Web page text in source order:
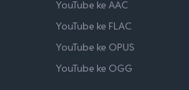
YouTube ke AAC
YouTube ke FLAC
YouTube ke OPUS
YouTube ke OGG